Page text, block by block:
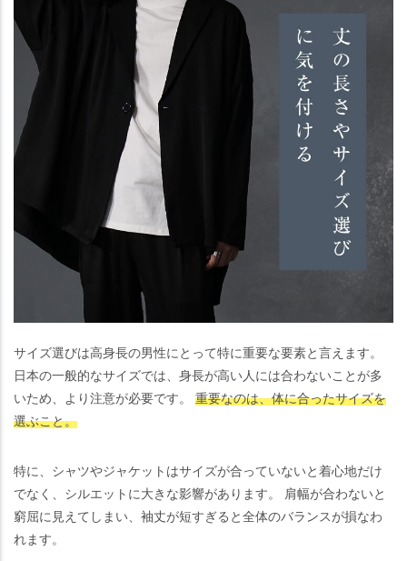
サイズ選びは高身長の男性にとって特に重要な要素と言えます。
日本の一般的なサイズでは、身長が高い人には合わないことが多
いため、より注意が必要です。 重要なのは、体に合ったサイズを
選ぶこと。
特に、シャツやジャケットはサイズが合っていないと着心地だけ
でなく、シルエットに大きな影響があります。 肩幅が合わないと
窮屈に見えてしまい、袖丈が短すぎると全体のバランスが損なわ
れます。